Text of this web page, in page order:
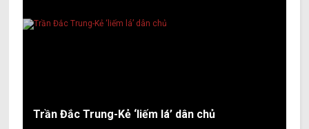
Trần Đắc Trung-Kẻ ‘liếm lá’ dân chủ